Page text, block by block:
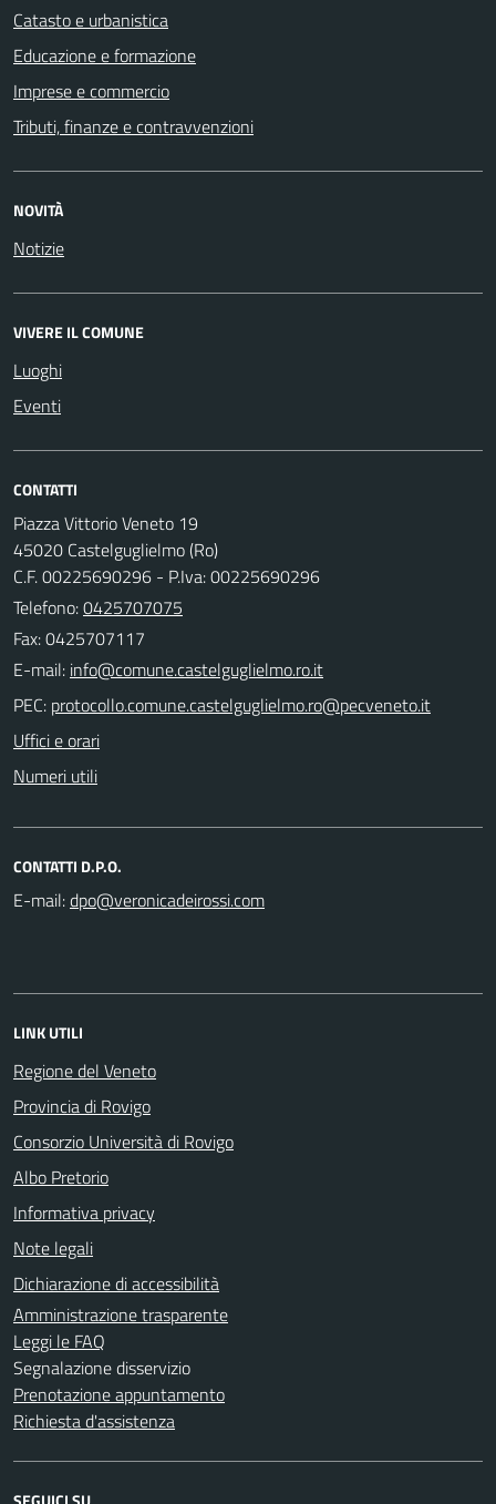
Catasto e urbanistica
Educazione e formazione
Imprese e commercio
Tributi, finanze e contravvenzioni
NOVITÀ
Notizie
VIVERE IL COMUNE
Luoghi
Eventi
CONTATTI
Piazza Vittorio Veneto 19
45020 Castelguglielmo (Ro)
C.F. 00225690296 - P.Iva: 00225690296
Telefono:0425707075
Fax: 0425707117
E-mail:
PEC:
Uffici e orari
Numeri utili
CONTATTI D.P.O.
E-mail:
LINK UTILI
Regione del Veneto
Provincia di Rovigo
Consorzio Università di Rovigo
Albo Pretorio
Informativa privacy
Note legali
Dichiarazione di accessibilità
Amministrazione trasparente
Leggi le FAQ
Segnalazione disservizio
Prenotazione appuntamento
Richiesta d'assistenza